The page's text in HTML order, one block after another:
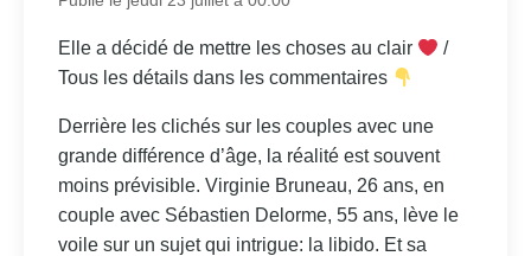
Elle a décidé de mettre les choses au clair
/
Tous les détails dans les commentaires
Derrière les clichés sur les couples avec une
grande différence d’âge, la réalité est souvent
moins prévisible. Virginie Bruneau, 26 ans, en
couple avec Sébastien Delorme, 55 ans, lève le
voile sur un sujet qui intrigue: la libido. Et sa